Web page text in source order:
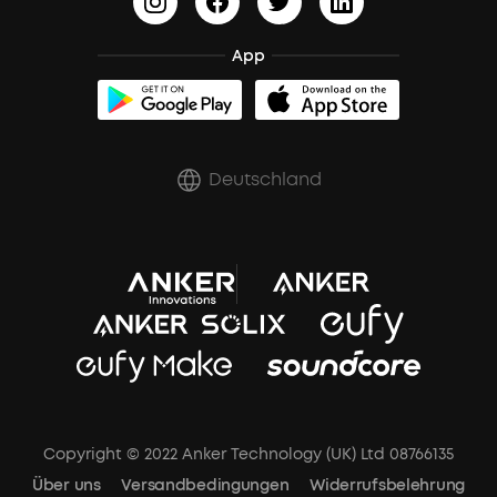
Bestellung stornieren
soundcoreCredits
Zertifizierte Refurbished-Produkte
App
Deutschland
Copyright © 2022 Anker Technology (UK) Ltd 08766135
Über uns
Versandbedingungen Widerrufsbelehrung